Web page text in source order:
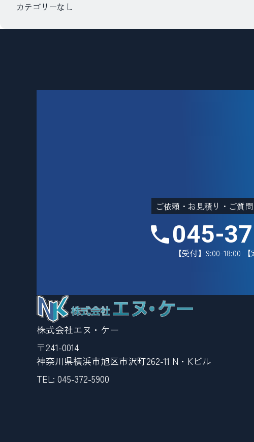
カテゴリーなし
ご依頼・お見積り・ご質
045-
【受付】9:00-18:00
株式会社エヌ・ケー
〒241-0014
神奈川県横浜市旭区市沢町262-11 N・Kビル
TEL: 045-372-5900